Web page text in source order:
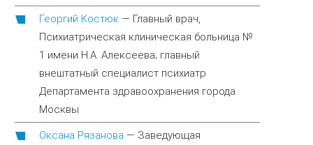
Георгий Костюк — Главный врач,
Психиатрическая клиническая больница №
1 имени Н.А. Алексеева; главный
внештатный специалист психиатр
Департамента здравоохранения города
Москвы
Оксана Рязанова — Заведующая